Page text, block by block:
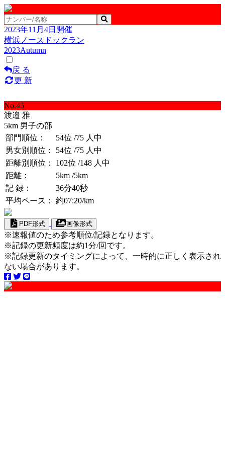
2023年11月4日開催
横浜ノースドックラン
2023Autumn
戻 る
更 新
No.45
渡邉 雅
5km 男子の部
部門順位：
54位 /75 人中
男女別順位：
54位 /75 人中
距離別順位：
102位 /148 人中
距離：
5km /5km
記 録：
36分40秒
平均ペース：
約07:20/km
PDF形式 画像形式
※速報値のため参考順位/記録となります。
※記録の更新頻度は約1分/回です。
※記録更新のタイミングによって、一時的に正しく表示され
ない場合があります。